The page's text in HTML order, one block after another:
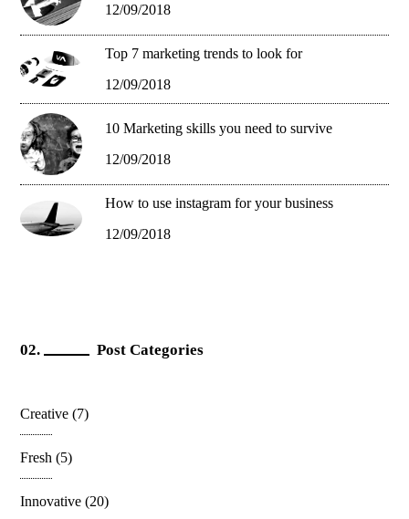
12/09/2018
Top 7 marketing trends to look for
12/09/2018
10 Marketing skills you need to survive
12/09/2018
How to use instagram for your business
12/09/2018
Post Categories
Creative (7)
Fresh (5)
Innovative (20)